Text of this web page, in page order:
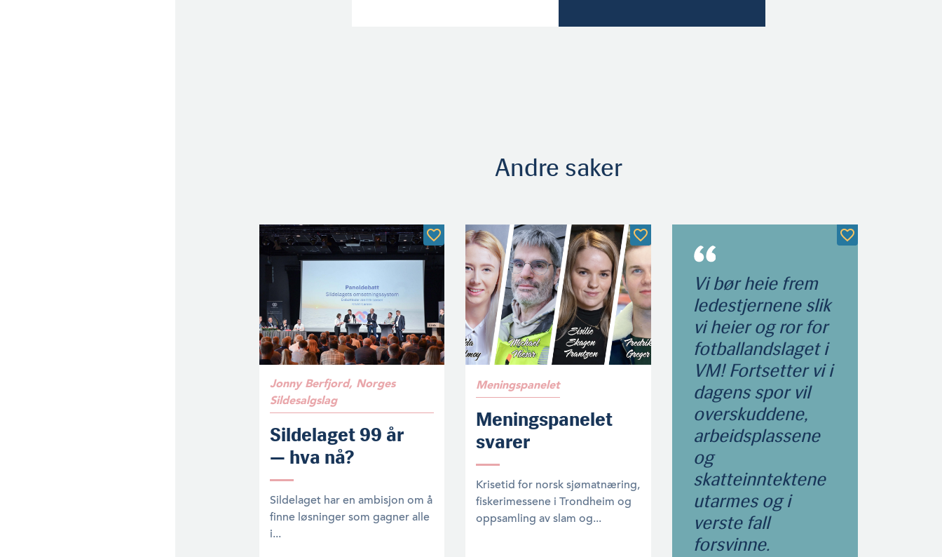
Andre saker
Jonny Berfjord, Norges
Sildesalgslag
Sildelaget 99 år
— hva nå?
Sildelaget har en ambisjon om å
finne løsninger som gagner alle
i...
Meningspanelet
Meningspanelet
svarer
Krisetid for norsk sjømatnæring,
fiskerimessene i Trondheim og
oppsamling av slam og...
Vi bør heie frem
ledestjernene slik
vi heier og ror for
fotballandslaget i
VM! Fortsetter vi i
dagens spor vil
overskuddene,
arbeidsplassene
og
skatteinntektene
utarmes og i
verste fall
forsvinne.